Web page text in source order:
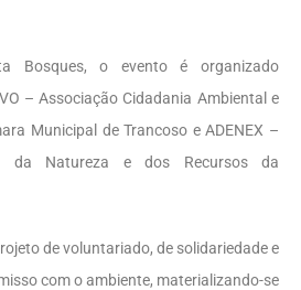
Bosques, o evento é organizado
– Associação Cidadania Ambiental e
Municipal de Trancoso e ADENEX –
da Natureza e dos Recursos da
de voluntariado, de solidariedade e
com o ambiente, materializando-se